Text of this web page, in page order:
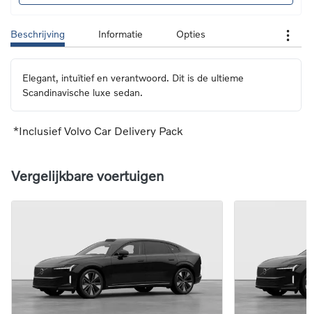
Beschrijving Informatie Opties
Elegant, intuïtief en verantwoord. Dit is de ultieme
Scandinavische luxe sedan.
*Inclusief Volvo Car Delivery Pack
Vergelijkbare voertuigen